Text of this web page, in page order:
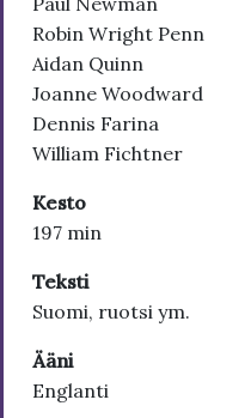
Robin Wright Penn
Aidan Quinn
Joanne Woodward
Dennis Farina
William Fichtner
Kesto
197 min
Teksti
Suomi, ruotsi ym.
Ääni
Englanti